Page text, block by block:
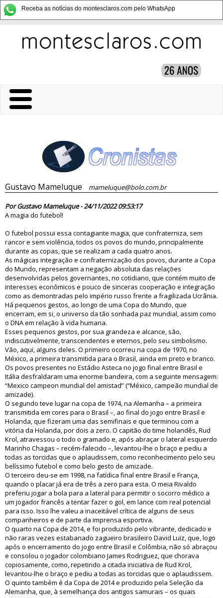
Receba as notícias do montesclaros.com pelo WhatsApp
Gustavo Mameluque
mameluque@bolo.com.br
Por Gustavo Mameluque - 24/11/2022 09:53:17
A magia do futebol!
O futebol possui essa contagiante magia, que confraterniza, sem
rancor e sem violência, todos os povos do mundo, principalmente
durante as copas, que se realizam a cada quatro anos.
As mágicas integração e confraternização dos povos, durante a Copa
do Mundo, representam a negação absoluta das relações
desenvolvidas pelos governantes, no cotidiano, que contém muito de
interesses econômicos e pouco de sinceras cooperação e integração
como as demontradas pelo império russo frente a fragilizada Ucrânia.
Há pequenos gestos, ao longo de uma Copa do Mundo, que
encerram, em si, o universo da tão sonhada paz mundial, assim como
o DNA em relação à vida humana.
Esses pequenos gestos, por sua grandeza e alcance, são,
indiscutivelmente, transcendentes e eternos, pelo seu simbolismo.
Vão, aqui, alguns deles. O primeiro ocorreu na copa de 1970, no
México, a primeira transmitida para o Brasil, ainda em preto e branco.
Os povos presentes no Estádio Asteca no jogo final entre Brasil e
Itália desfraldaram uma enorme bandeira, com a seguinte mensagem:
“Mexico campeon mundial del amistad” (“México, campeão mundial de
amizade).
O segundo teve lugar na copa de 1974, na Alemanha – a primeira
transmitida em cores para o Brasil –, ao final do jogo entre Brasil e
Holanda, que fizeram uma das semifinais e que terminou com a
vitória da Holanda, por dois a zero. O capitão do time holandês, Rud
Krol, atravessou o todo o gramado e, após abraçar o lateral esquerdo
Marinho Chagas – recém-falecido –, levantou-lhe o braço e pediu a
todas as torcidas que o aplaudissem, como reconhecimento pelo seu
belíssimo futebol e como belo gesto de amizade.
O terceiro deu-se em 1998, na fatídica final entre Brasil e França,
quando o placar já era de três a zero para esta. O meia Rivaldo
preferiu jogar a bola para a lateral para permitir o socorro médico a
um jogador francês a tentar fazer o gol, em lance com real potencial
para isso. Isso lhe valeu a inaceitável crítica de alguns de seus
companheiros e de parte da imprensa esportiva.
O quarto na Copa de 2014, e foi produzido pelo vibrante, dedicado e
não raras vezes estabanado zagueiro brasileiro David Luiz, que, logo
após o encerramento do jogo entre Brasil e Colômbia, não só abraçou
e consolou o jogador colombiano James Rodriguez, que chorava
copiosamente, como, repetindo a citada iniciativa de Rud Krol,
levantou-lhe o braço e pediu a todas as torcidas que o aplaudissem.
O quinto também é da Copa de 2014 e produzido pela Seleção da
Alemanha, que, à semelhança dos antigos samurais – os quais